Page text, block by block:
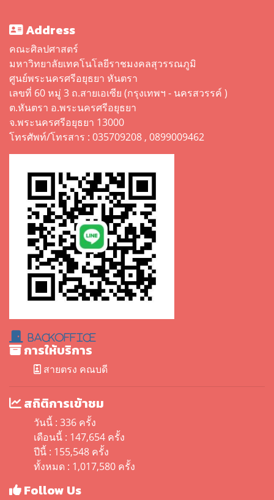
Address
คณะศิลปศาสตร์
มหาวิทยาลัยเทคโนโลยีราชมงคลสุวรรณภูมิ
ศูนย์พระนครศรีอยุธยา หันตรา
เลขที่ 60 หมู่ 3 ถ.สายเอเซีย (กรุงเทพฯ - นครสวรรค์ )
ต.หันตรา อ.พระนครศรีอยุธยา
จ.พระนครศรีอยุธยา 13000
โทรศัพท์/โทรสาร : 035709208 , 0899009462
BackOffice
การให้บริการ
สายตรง คณบดี
สถิติการเข้าชม
วันนี้ : 336 ครั้ง
เดือนนี้ : 147,654 ครั้ง
ปีนี้ : 155,548 ครั้ง
ทั้งหมด : 1,017,580 ครั้ง
Follow Us